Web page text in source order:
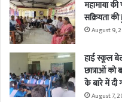
महामाया
सक्रियता
August 9,
हाई स्कूल
छात्राओं को
के बारे में दी
August 7,